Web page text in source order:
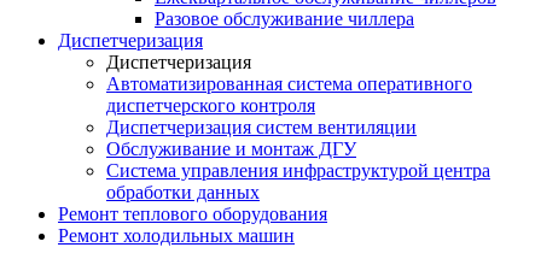
Разовое обслуживание чиллера
Диспетчеризация
Диспетчеризация
Автоматизированная система оперативного
диспетчерского контроля
Диспетчеризация систем вентиляции
Обслуживание и монтаж ДГУ
Система управления инфраструктурой центра
обработки данных
Ремонт теплового оборудования
Ремонт холодильных машин